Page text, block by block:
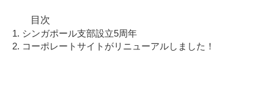
目次
1. シンガポール支部設立5周年
2. コーポレートサイトがリニューアルしました！